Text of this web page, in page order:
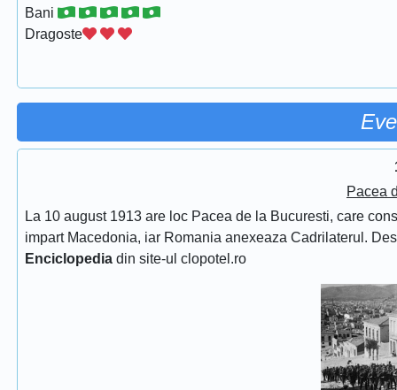
Bani
Dragoste
Pacea
La 10 august 1913 are loc Pacea de la Bucuresti, care
impart Macedonia, iar Romania anexeaza Cadrilaterul.
Enciclopedia din site-ul clopotel.ro